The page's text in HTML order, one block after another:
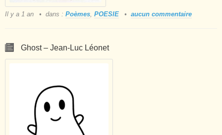
Il y a 1 an dans : Poèmes POESIE aucun commentaire
Ghost – Jean-Luc Léonet